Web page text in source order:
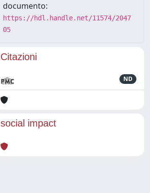
documento:
https://hdl.handle.net/11574/2047
05
Citazioni
ND
social impact